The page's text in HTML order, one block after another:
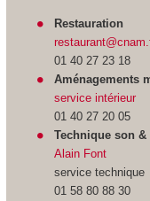
Restauration
01 40 27 23 18
Aménagements
service intérieur
01 40 27 20 05
Technique son
Alain Font
service technique
01 58 80 88 30